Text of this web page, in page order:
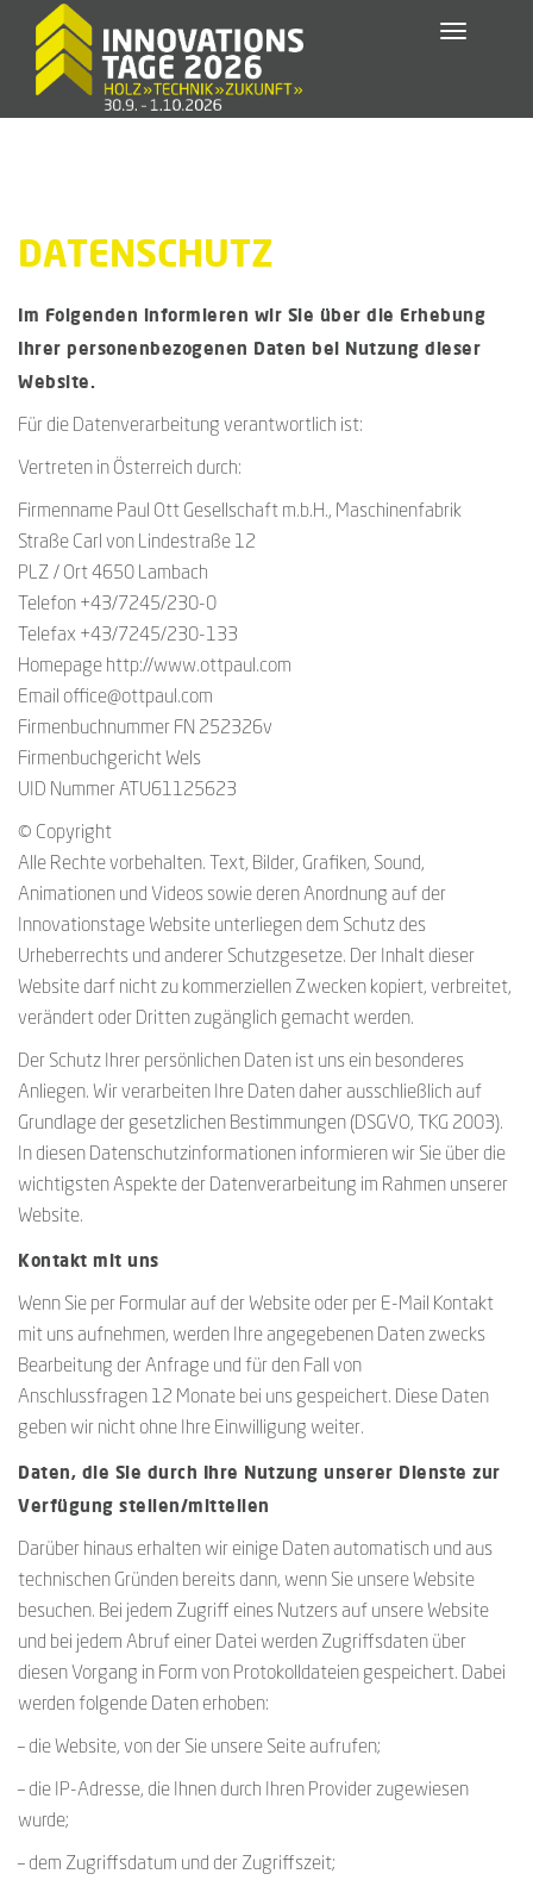
Toggle
DATENSCHUTZ
Im Folgenden informieren wir Sie über die Erhebung
Ihrer personenbezogenen Daten bei Nutzung dieser
Website.
Für die Datenverarbeitung verantwortlich ist:
Vertreten in Österreich durch:
Firmenname Paul Ott Gesellschaft m.b.H., Maschinenfabrik
Straße Carl von Lindestraße 12
PLZ / Ort 4650 Lambach
Telefon +43/7245/230-0
Telefax +43/7245/230-133
Homepage http://www.ottpaul.com
Email office@ottpaul.com
Firmenbuchnummer FN 252326v
Firmenbuchgericht Wels
UID Nummer ATU61125623
© Copyright
Alle Rechte vorbehalten. Text, Bilder, Grafiken, Sound,
Animationen und Videos sowie deren Anordnung auf der
Innovationstage Website unterliegen dem Schutz des
Urheberrechts und anderer Schutzgesetze. Der Inhalt dieser
Website darf nicht zu kommerziellen Zwecken kopiert, verbreitet,
verändert oder Dritten zugänglich gemacht werden.
Der Schutz Ihrer persönlichen Daten ist uns ein besonderes
Anliegen. Wir verarbeiten Ihre Daten daher ausschließlich auf
Grundlage der gesetzlichen Bestimmungen (DSGVO, TKG 2003).
In diesen Datenschutzinformationen informieren wir Sie über die
wichtigsten Aspekte der Datenverarbeitung im Rahmen unserer
Website.
Kontakt mit uns
Wenn Sie per Formular auf der Website oder per E-Mail Kontakt
mit uns aufnehmen, werden Ihre angegebenen Daten zwecks
Bearbeitung der Anfrage und für den Fall von
Anschlussfragen 12 Monate bei uns gespeichert. Diese Daten
geben wir nicht ohne Ihre Einwilligung weiter.
Daten, die Sie durch Ihre Nutzung unserer Dienste zur
Verfügung stellen/mitteilen
Darüber hinaus erhalten wir einige Daten automatisch und aus
technischen Gründen bereits dann, wenn Sie unsere Website
besuchen. Bei jedem Zugriff eines Nutzers auf unsere Website
und bei jedem Abruf einer Datei werden Zugriffsdaten über
diesen Vorgang in Form von Protokolldateien gespeichert. Dabei
werden folgende Daten erhoben:
– die Website, von der Sie unsere Seite aufrufen;
– die IP-Adresse, die Ihnen durch Ihren Provider zugewiesen
wurde;
– dem Zugriffsdatum und der Zugriffszeit;